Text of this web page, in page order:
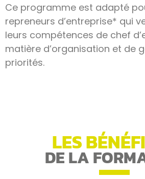
Ce programme est adapté
repreneurs d’entreprise* qui
leurs compétences de chef
matière d’organisation et de
priorités.
LES
DE LA